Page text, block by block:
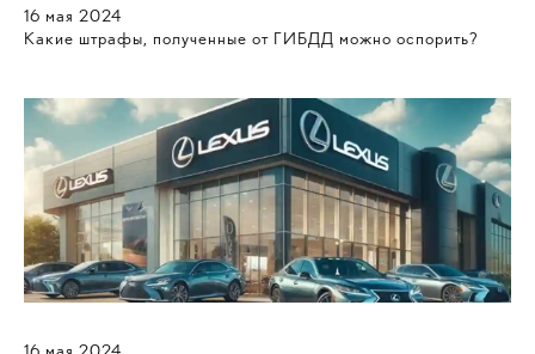
16 мая 2024
Какие штрафы, полученные от ГИБДД можно оспорить?